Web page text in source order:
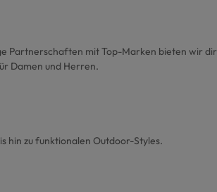
Partnerschaften mit Top-Marken bieten wir dir
Damen und Herren.
hin zu funktionalen Outdoor-Styles.